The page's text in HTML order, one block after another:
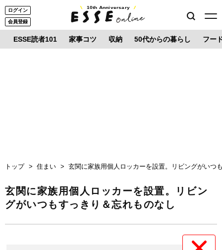
ログイン
会員登録
10th Anniversary
ESSE読者101 家事コツ 収納 50代からの暮らし フー
トップ 住まい 玄関に家族用個人ロッカーを設置。リビングがいつ
玄関に家族用個人ロッカーを設置。リビン
グがいつもすっきり＆忘れものなし